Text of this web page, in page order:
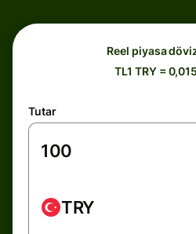
Reel piyasa
TL1 TRY =
Tutar
TRY